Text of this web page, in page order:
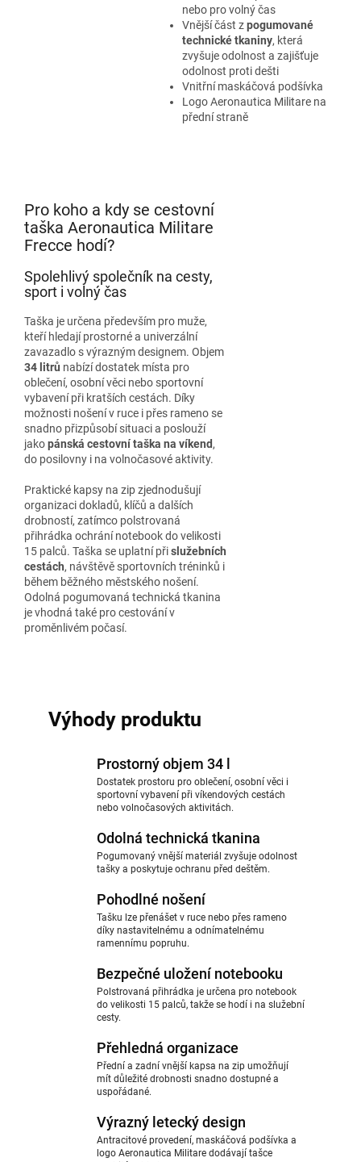
nebo pro volný čas
Vnější část zpogumované
technické tkaniny, která
zvyšuje odolnost a zajišťuje
odolnost proti dešti
Vnitřní maskáčová podšívka
Logo Aeronautica Militare na
přední straně
Pro koho a kdy se cestovní
taška Aeronautica Militare
Frecce hodí?
Spolehlivý společník na cesty,
sport i volný čas
Taška je určena především pro muže,
kteří hledají prostorné a univerzální
zavazadlo s výrazným designem. Objem
34 litrů nabízí dostatek místa pro
oblečení, osobní věci nebo sportovní
vybavení při kratších cestách. Díky
možnosti nošení v ruce i přes rameno se
snadno přizpůsobí situaci a poslouží
jakopánská cestovní taška na víkend,
do posilovny i na volnočasové aktivity.
Praktické kapsy na zip zjednodušují
organizaci dokladů, klíčů a dalších
drobností, zatímco polstrovaná
přihrádka ochrání notebook do velikosti
15 palců. Taška se uplatní přislužebních
cestách, návštěvě sportovních tréninků i
během běžného městského nošení.
Odolná pogumovaná technická tkanina
je vhodná také pro cestování v
proměnlivém počasí.
Výhody produktu
Prostorný objem 34 l
Dostatek prostoru pro oblečení, osobní věci i
sportovní vybavení při víkendových cestách
nebo volnočasových aktivitách.
Odolná technická tkanina
Pogumovaný vnější materiál zvyšuje odolnost
tašky a poskytuje ochranu před deštěm.
Pohodlné nošení
Tašku lze přenášet v ruce nebo přes rameno
díky nastavitelnému a odnímatelnému
ramennímu popruhu.
Bezpečné uložení notebooku
Polstrovaná přihrádka je určena pro notebook
do velikosti 15 palců, takže se hodí i na služební
cesty.
Přehledná organizace
Přední a zadní vnější kapsa na zip umožňují
mít důležité drobnosti snadno dostupné a
uspořádané.
Výrazný letecký design
Antracitové provedení, maskáčová podšívka a
logo Aeronautica Militare dodávají tašce